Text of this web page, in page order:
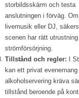
storbildsskärm och testa
anslutningen i förväg.
livemusik eller DJ,
scenen har rätt
strömförsörjning.
Tillstånd och regler: I
kan ett privat evenemang
alkoholservering kräva
tillstånd beroende på